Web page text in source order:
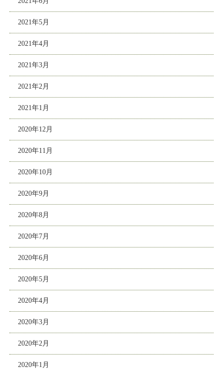
2021年5月
2021年4月
2021年3月
2021年2月
2021年1月
2020年12月
2020年11月
2020年10月
2020年9月
2020年8月
2020年7月
2020年6月
2020年5月
2020年4月
2020年3月
2020年2月
2020年1月